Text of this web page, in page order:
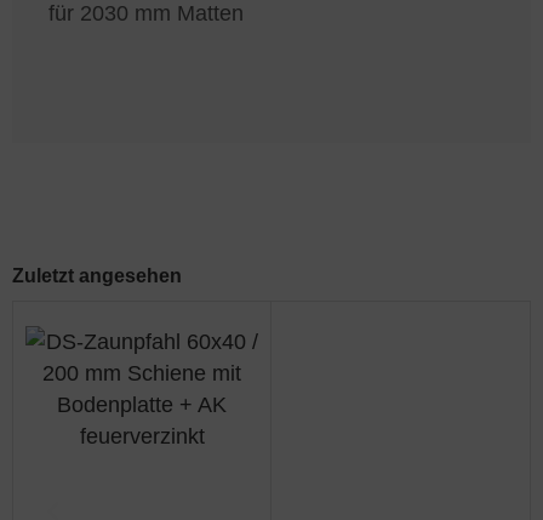
für 2030 mm Matten
Zuletzt angesehen